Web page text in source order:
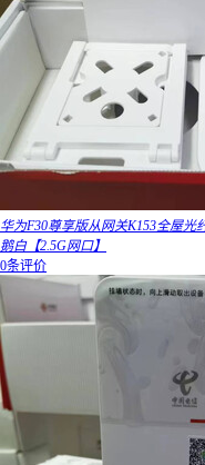
华为F30尊享版从网关K153全屋光
鹅白【2.5G网口】
0条评价